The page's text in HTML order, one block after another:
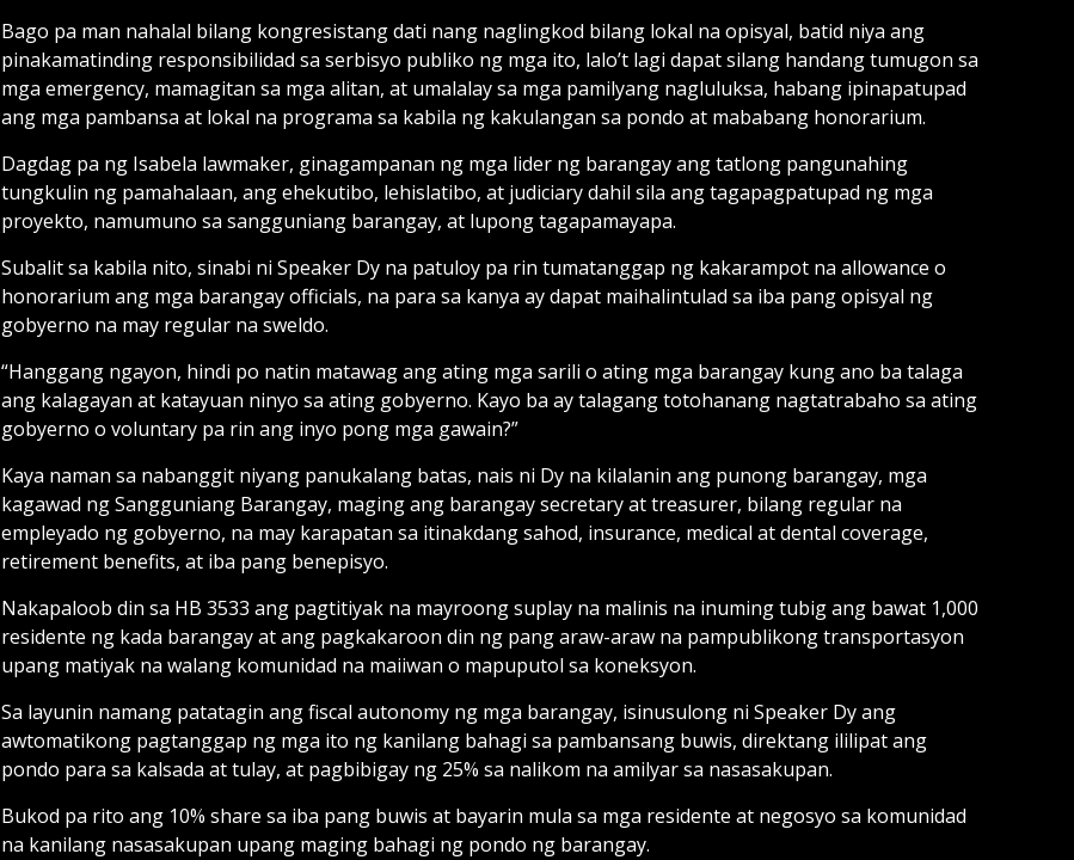
Bago pa man nahalal bilang kongresistang dati nang naglingkod bilang lokal na opisyal, batid niya ang
pinakamatinding responsibilidad sa serbisyo publiko ng mga ito, lalo’t lagi dapat silang handang tumugon sa
mga emergency, mamagitan sa mga alitan, at umalalay sa mga pamilyang nagluluksa, habang ipinapatupad
ang mga pambansa at lokal na programa sa kabila ng kakulangan sa pondo at mababang honorarium.
Dagdag pa ng Isabela lawmaker, ginagampanan ng mga lider ng barangay ang tatlong pangunahing
tungkulin ng pamahalaan, ang ehekutibo, lehislatibo, at judiciary dahil sila ang tagapagpatupad ng mga
proyekto, namumuno sa sangguniang barangay, at lupong tagapamayapa.
Subalit sa kabila nito, sinabi ni Speaker Dy na patuloy pa rin tumatanggap ng kakarampot na allowance o
honorarium ang mga barangay officials, na para sa kanya ay dapat maihalintulad sa iba pang opisyal ng
gobyerno na may regular na sweldo.
“Hanggang ngayon, hindi po natin matawag ang ating mga sarili o ating mga barangay kung ano ba talaga
ang kalagayan at katayuan ninyo sa ating gobyerno. Kayo ba ay talagang totohanang nagtatrabaho sa ating
gobyerno o voluntary pa rin ang inyo pong mga gawain?”
Kaya naman sa nabanggit niyang panukalang batas, nais ni Dy na kilalanin ang punong barangay, mga
kagawad ng Sangguniang Barangay, maging ang barangay secretary at treasurer, bilang regular na
empleyado ng gobyerno, na may karapatan sa itinakdang sahod, insurance, medical at dental coverage,
retirement benefits, at iba pang benepisyo.
Nakapaloob din sa HB 3533 ang pagtitiyak na mayroong suplay na malinis na inuming tubig ang bawat 1,000
residente ng kada barangay at ang pagkakaroon din ng pang araw-araw na pampublikong transportasyon
upang matiyak na walang komunidad na maiiwan o mapuputol sa koneksyon.
Sa layunin namang patatagin ang fiscal autonomy ng mga barangay, isinusulong ni Speaker Dy ang
awtomatikong pagtanggap ng mga ito ng kanilang bahagi sa pambansang buwis, direktang ililipat ang
pondo para sa kalsada at tulay, at pagbibigay ng 25% sa nalikom na amilyar sa nasasakupan.
Bukod pa rito ang 10% share sa iba pang buwis at bayarin mula sa mga residente at negosyo sa komunidad
na kanilang nasasakupan upang maging bahagi ng pondo ng barangay.